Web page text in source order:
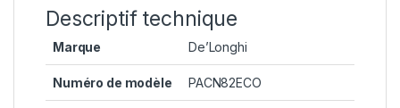
Descriptif technique
Marque ‎De’Longhi
Numéro de modèle ‎PACN82ECO